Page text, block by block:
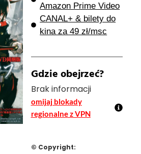
Amazon Prime Video
CANAL+ & bilety do
kina za 49 zł/msc
Gdzie obejrzeć?
Brak informacji
omijaj blokady
regionalne z VPN
© Copyright: